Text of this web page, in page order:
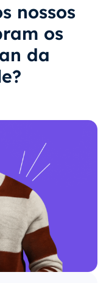
nossos
os
da